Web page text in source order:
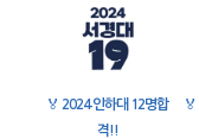
🏅 2024 인하대 12명합
격!!
🏅